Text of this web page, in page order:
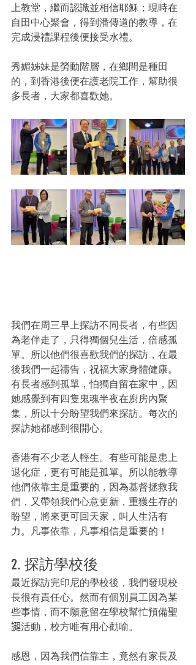
上教堂，繼而認識並相信耶穌；現時在
自田中心聚會，得到潘傳道的教導，在
完成浸禮課程後便接受水禮。
秀媚姊妹是勞動階層，在鄉間是種田
的，到香港後便在護老院工作，幫助很
多長者，大家都喜歡她。
我們在周三早上探訪不同長者，有些因
為老伴走了，只得獨個兒生活，倍感孤
單。所以他們很喜歡我們的探訪，在最
後我們一起禱告，祝福大家身體健康。
有長者感到孤單，怕獨自留在家中，因
她感覺到有四隻鬼魂半夜在廚房內聚
集，所以十分盼望我們來探訪。每次的
探訪她都感到很開心。
香港有不少老人輕生。有些可能是患上
退化症，更有可能是孤單。所以能教導
他們依靠主是重要的，因為基督拯救我
們，又帶領我們心意更新，重獲生存的
盼望，將來更可回天家，叫人生活有
力。凡事依靠，凡事相信是重要的！
2. 探訪學校後
最近探訪完印尼的學校後，我們發現校
長很有責任心。然而有個別員工因為某
些事情，而不願意留在學校幫忙預備聖
𧩙活動，校方唯有用心勸喻。
感恩，因為我們信靠主，竟然有家長及